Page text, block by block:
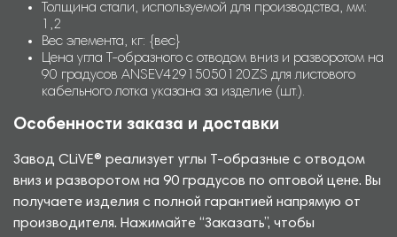
Толщина стали, используемой для производства, мм:
1,2
Вес элемента, кг: {вес}
Цена угла Т-образного с отводом вниз и разворотом на
90 градусов ANSEV42915050120ZS для листового
кабельного лотка указана за изделие (шт.).
Особенности заказа и доставки
Завод CLiVE® реализует углы Т-образные с отводом
вниз и разворотом на 90 градусов по оптовой цене. Вы
получаете изделия с полной гарантией напрямую от
производителя. Нажимайте “Заказать”, чтобы